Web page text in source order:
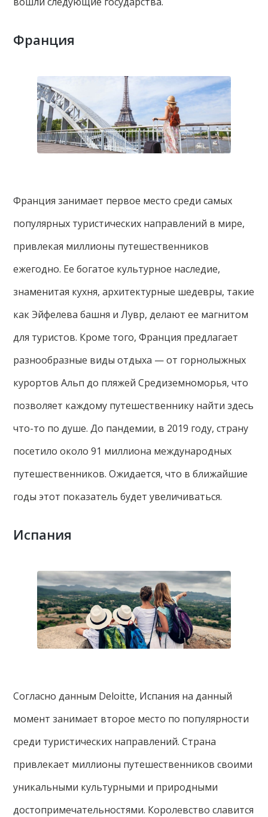
Франция
Франция занимает первое место среди самых
популярных туристических направлений в мире,
привлекая миллионы путешественников
ежегодно. Ее богатое культурное наследие,
знаменитая кухня, архитектурные шедевры, такие
как Эйфелева башня и Лувр, делают ее магнитом
для туристов. Кроме того, Франция предлагает
разнообразные виды отдыха — от горнолыжных
курортов Альп до пляжей Средиземноморья, что
позволяет каждому путешественнику найти здесь
что-то по душе. До пандемии, в 2019 году, страну
посетило около 91 миллиона международных
путешественников. Ожидается, что в ближайшие
годы этот показатель будет увеличиваться.
Испания
Согласно данным Deloitte, Испания на данный
момент занимает второе место по популярности
среди туристических направлений. Страна
привлекает миллионы путешественников своими
уникальными культурными и природными
достопримечательностями. Королевство славится